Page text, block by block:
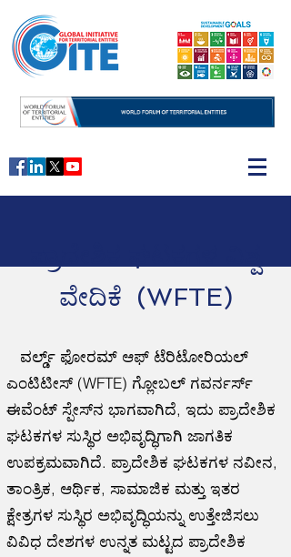
ವೇದಿಕೆ (WFTE)
ವರ್ಲ್ಡ್ ಫೋರಮ್ ಆಫ್ ಟೆರಿಟೋರಿಯಲ್
ಎಂಟಿಟೀಸ್ (WFTE) ಗ್ಲೋಬಲ್ ಗವರ್ನರ್ಸ್
ಈವೆಂಟ್ ಸ್ಪೇಸ್‌ನ ಭಾಗವಾಗಿದೆ, ಇದು ಪ್ರಾದೇಶಿಕ
ಘಟಕಗಳ ಸುಸ್ಥಿರ ಅಭಿವೃದ್ಧಿಗಾಗಿ ಜಾಗತಿಕ
ಉಪಕ್ರಮವಾಗಿದೆ. ಪ್ರಾದೇಶಿಕ ಘಟಕಗಳ ನವೀನ,
ತಾಂತ್ರಿಕ, ಆರ್ಥಿಕ, ಸಾಮಾಜಿಕ ಮತ್ತು ಇತರ
ಕ್ಷೇತ್ರಗಳ ಸುಸ್ಥಿರ ಅಭಿವೃದ್ಧಿಯನ್ನು ಉತ್ತೇಜಿಸಲು
ವಿವಿಧ ದೇಶಗಳ ಉನ್ನತ ಮಟ್ಟದ ಪ್ರಾದೇಶಿಕ